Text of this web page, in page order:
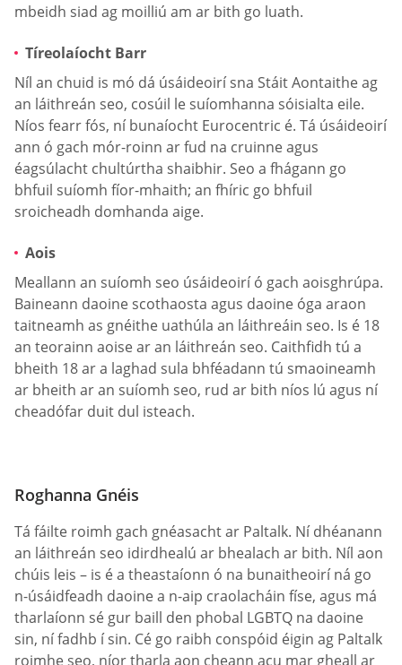
mbeidh siad ag moilliú am ar bith go luath.
Tíreolaíocht Barr
Níl an chuid is mó dá úsáideoirí sna Stáit Aontaithe ag
an láithreán seo, cosúil le suíomhanna sóisialta eile.
Níos fearr fós, ní bunaíocht Eurocentric é. Tá úsáideoirí
ann ó gach mór-roinn ar fud na cruinne agus
éagsúlacht chultúrtha shaibhir. Seo a fhágann go
bhfuil suíomh fíor-mhaith; an fhíric go bhfuil
sroicheadh domhanda aige.
Aois
Meallann an suíomh seo úsáideoirí ó gach aoisghrúpa.
Baineann daoine scothaosta agus daoine óga araon
taitneamh as gnéithe uathúla an láithreáin seo. Is é 18
an teorainn aoise ar an láithreán seo. Caithfidh tú a
bheith 18 ar a laghad sula bhféadann tú smaoineamh
ar bheith ar an suíomh seo, rud ar bith níos lú agus ní
cheadófar duit dul isteach.
Roghanna Gnéis
Tá fáilte roimh gach gnéasacht ar Paltalk. Ní dhéanann
an láithreán seo idirdhealú ar bhealach ar bith. Níl aon
chúis leis – is é a theastaíonn ó na bunaitheoirí ná go
n-úsáidfeadh daoine a n-aip craolacháin físe, agus má
tharlaíonn sé gur baill den phobal LGBTQ na daoine
sin, ní fadhb í sin. Cé go raibh conspóid éigin ag Paltalk
roimhe seo, níor tharla aon cheann acu mar gheall ar